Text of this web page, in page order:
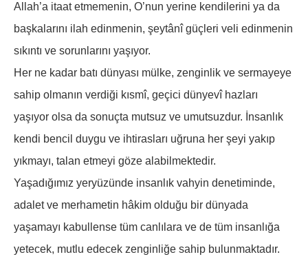
Allah’a itaat etmemenin, O’nun yerine kendilerini ya da
başkalarını ilah edinmenin, şeytânî güçleri veli edinmenin
sıkıntı ve sorunlarını yaşıyor.
Her ne kadar batı dünyası mülke, zenginlik ve sermayeye
sahip olmanın verdiği kısmî, geçici dünyevî hazları
yaşıyor olsa da sonuçta mutsuz ve umutsuzdur. İnsanlık
kendi bencil duygu ve ihtirasları uğruna her şeyi yakıp
yıkmayı, talan etmeyi göze alabilmektedir.
Yaşadığımız yeryüzünde insanlık vahyin denetiminde,
adalet ve merhametin hâkim olduğu bir dünyada
yaşamayı kabullense tüm canlılara ve de tüm insanlığa
yetecek, mutlu edecek zenginliğe sahip bulunmaktadır.